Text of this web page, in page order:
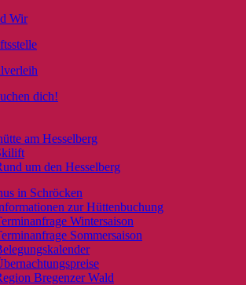
Wir
dich!
am Hesselberg
um den Hesselberg
in Schröcken
zur Hüttenbuchung
Wintersaison
Sommersaison
Bregenzer Wald